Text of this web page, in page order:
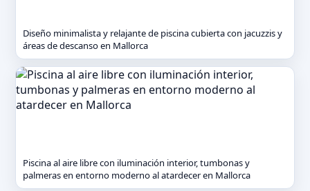
Diseño minimalista y relajante de piscina cubierta con jacuzzis y
áreas de descanso en Mallorca
Piscina al aire libre con iluminación interior, tumbonas y
palmeras en entorno moderno al atardecer en Mallorca